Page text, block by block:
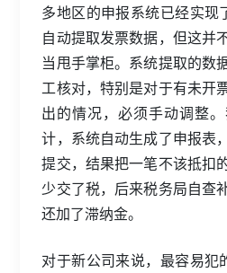
多地区的申报系统已经实现
自动提取发票数据，但这并
当甩手掌柜。系统提取的数
工核对，特别是对于有未开
出的情况，必须手动调整
计，系统自动生成了申报表
提交，结果把一笔不该抵扣
少交了税，后来税务局自查
还加了滞纳金。
对于新公司来说，最容易犯